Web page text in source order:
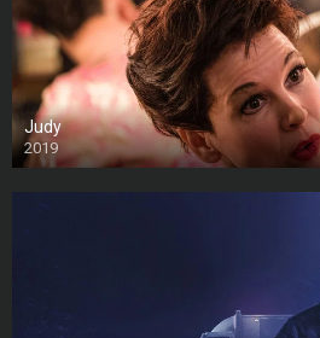
Judy
2019